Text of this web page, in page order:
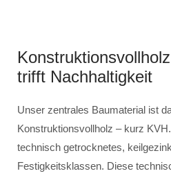
trifft Nachhaltigkeit
Unser zentrales Baumaterial ist
Konstruktionsvollholz – kurz
technisch getrocknetes,
Festigkeitsklassen. Diese